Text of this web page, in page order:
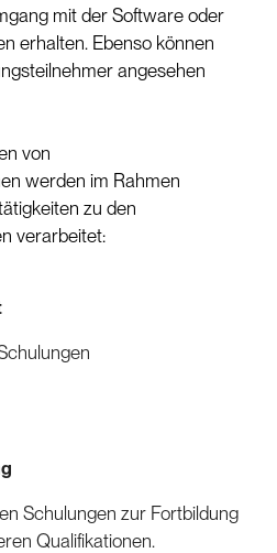
mit der Software oder
erhalten. Ebenso können
angesehen
von
werden im Rahmen
zu den
verarbeitet:
Schulungen zur Fortbildung
Qualifikationen.